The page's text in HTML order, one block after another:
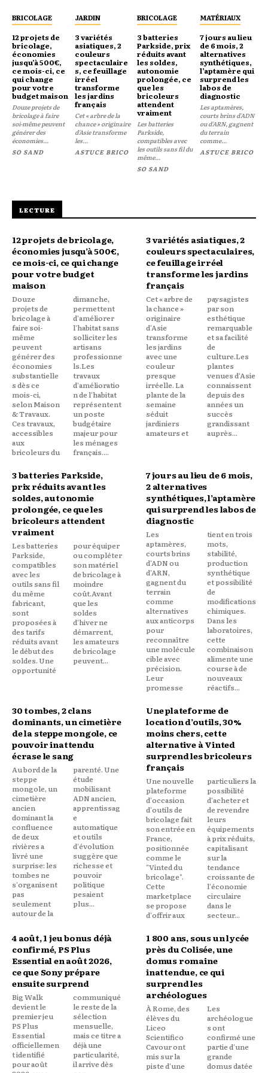
BRICOLAGE
12 projets de
bricolage,
économies
jusqu’à 500€,
ce mois-ci, ce
qui change
pour votre
budget maison
Douze projets de
bricolage à faire
soi-même peuvent
générer des
économies...
SO SAND
JARDIN
3 variétés
asiatiques, 2
couleurs
spectaculaire
s, ce feuillage
irréel
transforme
les jardins
français
Cet « arbre de la
chance » originaire
d'Asie transforme
les...
ASTUCE BRICO
BRICOLAGE
3 batteries
Parkside, prix
réduits avant
les soldes,
autonomie
prolongée, ce
que les
bricoleurs
attendent
vraiment
Les batteries
Parkside,
compatibles avec
les outils sans fil du
même...
SO SAND
MATÉRIAUX
7 jours au lieu
de 6 mois, 2
alternatives
synthétiques,
l’aptamère qui
surprend les
labos de
diagnostic
Les aptamères,
courts brins d'ADN
ou d'ARN, gagnent
du terrain
comme...
ASTUCE BRICO
LECTURE
12 projets de bricolage,
économies jusqu’à 500€,
ce mois-ci, ce qui change
pour votre budget
maison
Douze
projets de
bricolage à
faire soi-
même
peuvent
générer des
économies
substantielle
s dès ce
mois-ci,
selon Maison
& Travaux.
Ces travaux,
accessibles
aux
bricoleurs du
dimanche,
permettent
d'améliorer
l'habitat sans
solliciter les
artisans
professionne
ls.Les
travaux
d'amélioratio
n de l'habitat
représentent
un poste
budgétaire
majeur pour
les ménages
français....
3 variétés asiatiques, 2
couleurs spectaculaires,
ce feuillage irréel
transforme les jardins
français
Cet « arbre de
la chance »
originaire
d'Asie
transforme
les jardins
avec une
couleur
presque
irréelle. La
plante de la
semaine
séduit
jardiniers
amateurs et
paysagistes
par son
esthétique
remarquable
et sa facilité
de
culture.Les
plantes
venues d'Asie
connaissent
depuis des
années un
succès
grandissant
auprès...
3 batteries Parkside,
prix réduits avant les
soldes, autonomie
prolongée, ce que les
bricoleurs attendent
vraiment
Les batteries
Parkside,
compatibles
avec les
outils sans fil
du même
fabricant,
sont
proposées à
des tarifs
réduits avant
le début des
soldes. Une
opportunité
pour équiper
ou compléter
son matériel
de bricolage à
moindre
coût.Avant
que les
soldes
d'hiver ne
démarrent,
les amateurs
de bricolage
peuvent...
7 jours au lieu de 6 mois,
2 alternatives
synthétiques, l’aptamère
qui surprend les labos de
diagnostic
Les
aptamères,
courts brins
d'ADN ou
d'ARN,
gagnent du
terrain
comme
alternatives
aux anticorps
pour
reconnaître
une molécule
cible avec
précision.
Leur
promesse
tient en trois
mots,
stabilité,
production
synthétique
et possibilité
de
modifications
chimiques.
Dans les
laboratoires,
cette
combinaison
alimente une
course à de
nouveaux
réactifs...
30 tombes, 2 clans
dominants, un cimetière
de la steppe mongole, ce
pouvoir inattendu
écrase le sang
Au bord de la
steppe
mongole, un
cimetière
ancien
dominant la
confluence
de deux
rivières a
livré une
surprise: les
tombes ne
s'organisent
pas
seulement
autour de la
parenté. Une
étude
mobilisant
ADN ancien,
apprentissag
e
automatique
et outils
d'évolution
suggère que
richesse et
pouvoir
politique
pesaient
plus...
Une plateforme de
location d’outils, 30%
moins chers, cette
alternative à Vinted
surprend les bricoleurs
français
Une nouvelle
plateforme
d'occasion
d'outils de
bricolage fait
son entrée en
France,
positionnée
comme le
"Vinted du
bricolage".
Cette
marketplace
se propose
d'offrir aux
particuliers la
possibilité
d'acheter et
de revendre
leurs
équipements
à prix réduits,
capitalisant
sur la
tendance
croissante de
l'économie
circulaire
dans le
secteur...
4 août, 1 jeu bonus déjà
confirmé, PS Plus
Essential en août 2026,
ce que Sony prépare
ensuite surprend
Big Walk
devient le
premier jeu
PS Plus
Essential
officiellemen
t identifié
pour août
communiqué
le reste de la
sélection
mensuelle,
mais ce titre a
déjà une
particularité,
il arrive dès
1 800 ans, sous un lycée
près du Colisée, une
domus romaine
inattendue, ce qui
surprend les
archéologues
À Rome, des
élèves du
Liceo
Scientifico
Cavour ont
mis sur la
piste d'une
Les
archéologue
s ont
confirmé une
partie d'une
grande
domus datée